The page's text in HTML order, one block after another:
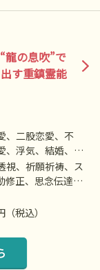
龍の息吹”で
す重鎮霊能
、二股恋愛、不
、浮気、結婚、離
子、育児、教育、
、経営、進路、人
ち、人生相談、
せ物、故人など
視、祈願祈祷、ス
修正、思念伝達、
信など
税込）